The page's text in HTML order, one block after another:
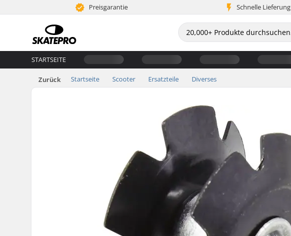
Preisgarantie Schnelle Lieferung
STARTSEITE
Zurück Startseite Scooter Ersatzteile Diverses